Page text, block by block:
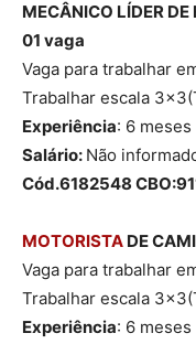
MECÂNICO LÍDER
01 vaga
Vaga para trabalhar
Trabalhar escala
Experiência: 6
Salário: Não
Cód.6182548
MOTORISTA DE
Vaga para trabalhar
Trabalhar escala
Experiência: 6